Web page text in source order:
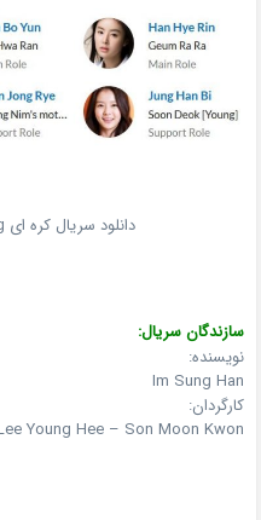
دانلود سریال کره ای New Tales of Gisaeng
سازندگان سریال:
نویسنده:
Im Sung Han
کارگردان:
Young Hee – Son Moon Kwon